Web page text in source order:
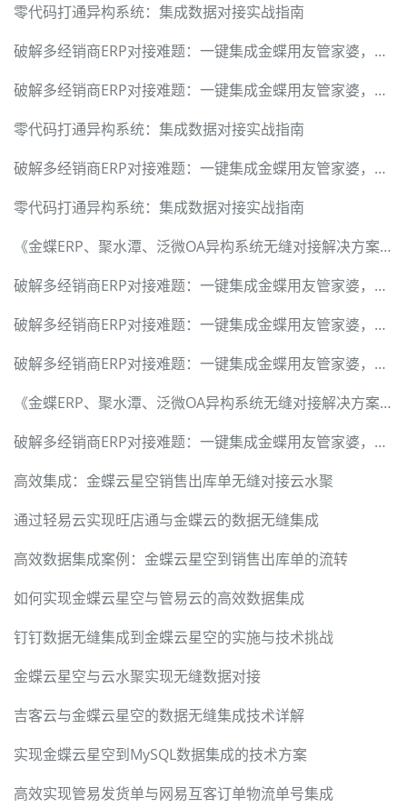
零代码打通异构系统：集成数据对接实战指南
破解多经销商ERP对接难题：一键集成金蝶用友管家婆，数据精准回传
破解多经销商ERP对接难题：一键集成金蝶用友管家婆，数据精准回传
零代码打通异构系统：集成数据对接实战指南
破解多经销商ERP对接难题：一键集成金蝶用友管家婆，数据精准回传
零代码打通异构系统：集成数据对接实战指南
《金蝶ERP、聚水潭、泛微OA异构系统无缝对接解决方案》
破解多经销商ERP对接难题：一键集成金蝶用友管家婆，数据精准回传
破解多经销商ERP对接难题：一键集成金蝶用友管家婆，数据精准回传
破解多经销商ERP对接难题：一键集成金蝶用友管家婆，数据精准回传
《金蝶ERP、聚水潭、泛微OA异构系统无缝对接解决方案》
破解多经销商ERP对接难题：一键集成金蝶用友管家婆，数据精准回传
高效集成：金蝶云星空销售出库单无缝对接云水聚
通过轻易云实现旺店通与金蝶云的数据无缝集成
高效数据集成案例：金蝶云星空到销售出库单的流转
如何实现金蝶云星空与管易云的高效数据集成
钉钉数据无缝集成到金蝶云星空的实施与技术挑战
金蝶云星空与云水聚实现无缝数据对接
吉客云与金蝶云星空的数据无缝集成技术详解
实现金蝶云星空到MySQL数据集成的技术方案
高效实现管易发货单与网易互客订单物流单号集成